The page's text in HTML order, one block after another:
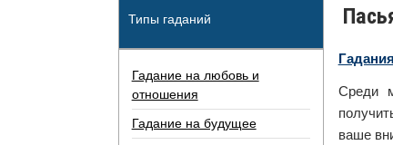
Среди
ваше
Типы гаданий
Гадание на любовь и
отношения
Гадание на будущее